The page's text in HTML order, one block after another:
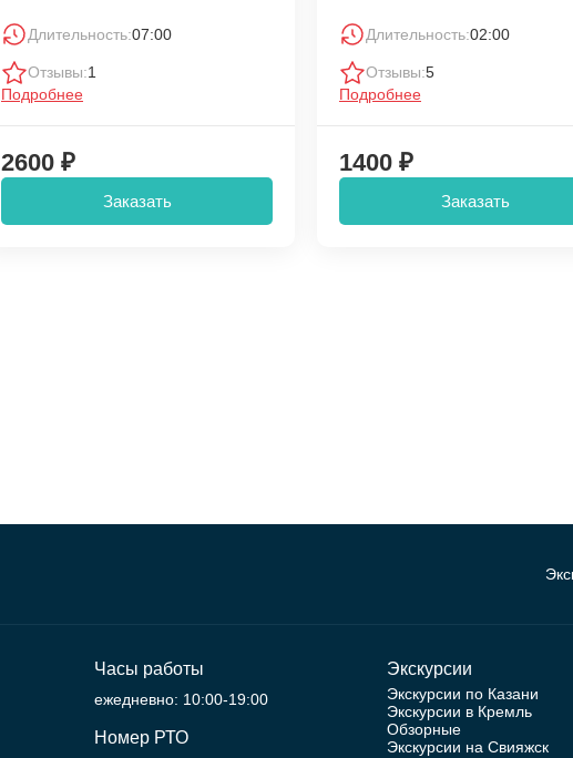
Длительность:07:00
Отзывы:1
Подробнее
2600 ₽
Заказать
Длительность:02:00
Отзывы:5
Подробнее
1400 ₽
Заказать
Часы работы
ежедневно: 10:00-19:00
Номер РТО
Экскурсии
Экскурсии по Казани
Экскурсии в Кремль
Обзорные
Экскурсии на Свияжск